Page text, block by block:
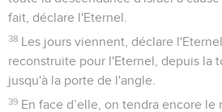
fait, déclare l'Eternel.
38 Les jours viennent, déclare
reconstruite pour l'Eternel, depuis la
jusqu'à la porte de l'angle.
39 En face d’elle, on tendra encore le